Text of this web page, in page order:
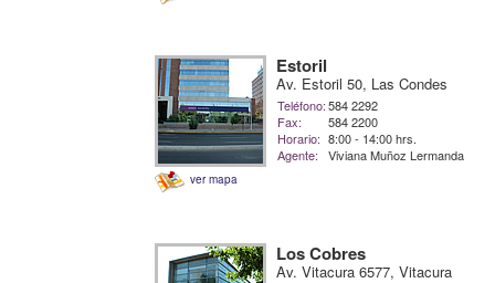
ver mapa
Estoril
Av. Estoril 50, Las Condes
Teléfono:584 2292
Fax:
584 2200
Horario: 8:00 - 14:00 hrs.
Agente:
Viviana Muñoz Lermanda
Los Cobres
Av. Vitacura 6577, Vitacura